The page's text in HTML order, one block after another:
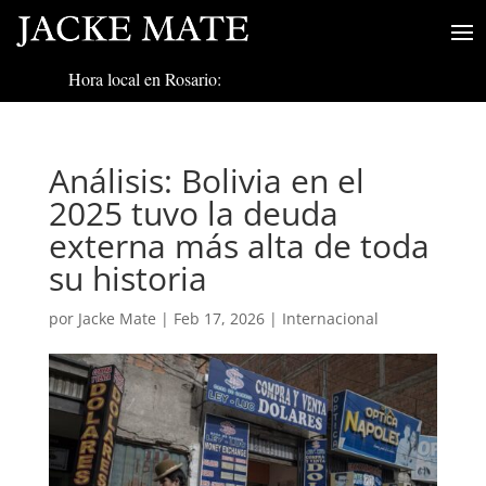
Hora local en Rosario:
Análisis: Bolivia en el
2025 tuvo la deuda
externa más alta de toda
su historia
por Jacke Mate | Feb 17, 2026| Internacional